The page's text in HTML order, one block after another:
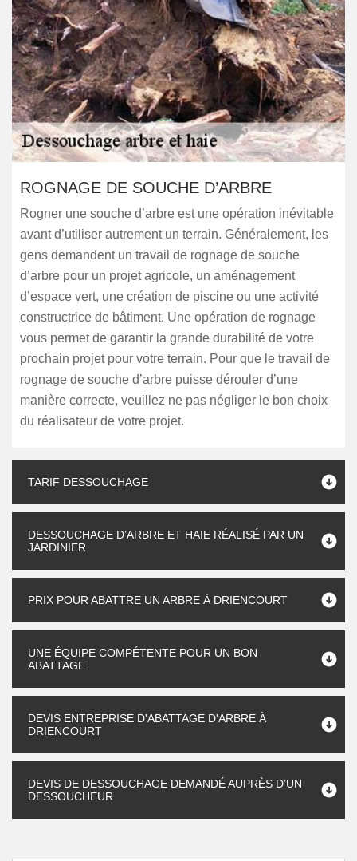
ROGNAGE DE SOUCHE D’ARBRE
Rogner une souche d’arbre est une opération inévitable
avant d’utiliser autrement un terrain. Généralement, les
gens demandent un travail de rognage de souche
d’arbre pour un projet agricole, un aménagement
d’espace vert, une création de piscine ou une activité
constructrice de bâtiment. Une opération de rognage
vous permet de garantir la grande durabilité de votre
prochain projet pour votre terrain. Pour que le travail de
rognage de souche d’arbre puisse dérouler d’une
manière correcte, veuillez ne pas négliger le bon choix
du réalisateur de votre projet.
TARIF DESSOUCHAGE
DESSOUCHAGE D’ARBRE ET HAIE RÉALISÉ PAR UN
JARDINIER
PRIX POUR ABATTRE UN ARBRE À DRIENCOURT
UNE ÉQUIPE COMPÉTENTE POUR UN BON
ABATTAGE
DEVIS ENTREPRISE D'ABATTAGE D'ARBRE À
DRIENCOURT
DEVIS DE DESSOUCHAGE DEMANDÉ AUPRÈS D’UN
DESSOUCHEUR